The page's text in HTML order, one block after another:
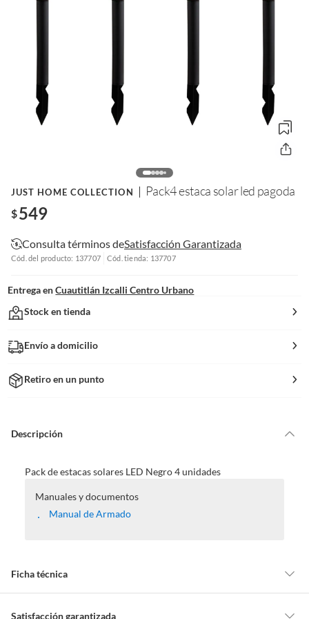
JUST HOME COLLECTION Pack4 estaca solar led pagoda
$549
Consulta términos deSatisfacción Garantizada
Cód. del producto: 137707 Cód. tienda: 137707
Entrega en Cuautitlán Izcalli Centro Urbano
Stock en tienda
Envío a domicilio
Retiro en un punto
Descripción
Pack de estacas solares LED Negro 4 unidades
Manuales y documentos
Manual de Armado
Ficha técnica
Alimentación -
Satisfacción garantizada